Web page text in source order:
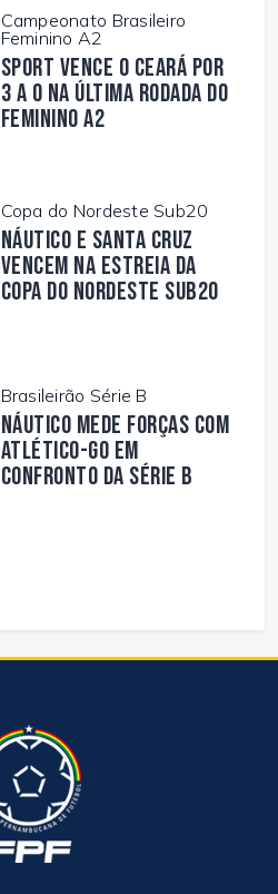
Campeonato Brasileiro
Feminino A2
Sport vence o Ceará por
3 a 0 na última rodada do
Feminino A2
Copa do Nordeste Sub20
Náutico e Santa Cruz
vencem na estreia da
Copa do Nordeste Sub20
Brasileirão Série B
Náutico mede forças com
Atlético-GO em
confronto da Série B